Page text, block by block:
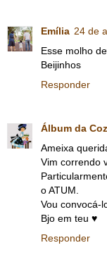
Emília 24 de
Esse molho
Beijinhos
Responder
Álbum da
Ameixa
Vim correndo
o ATUM.
Vou convocá-
Bjo em teu ♥
Responder